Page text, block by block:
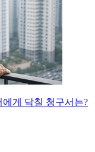
에게 닥칠 청구서는?